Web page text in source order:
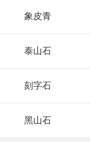
象皮青
泰山石
刻字石
黑山石